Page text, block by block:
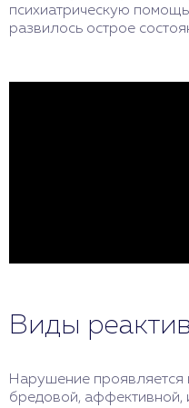
психиатрическую
развилось острое
Виды
Нарушение проявляется
бредовой, аффективной,